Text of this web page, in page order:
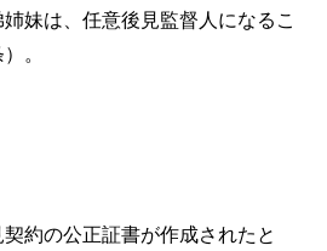
妹は、任意後見監督人になるこ
。
約の公正証書が作成されたと